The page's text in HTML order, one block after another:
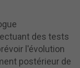
des tests
l'évolution
postérieur de